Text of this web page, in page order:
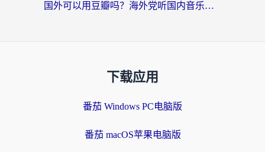
国外可以用豆瓣吗？海外党听国内音乐听书的实用指南
下载应用
番茄 Windows PC电脑版
番茄 macOS苹果电脑版